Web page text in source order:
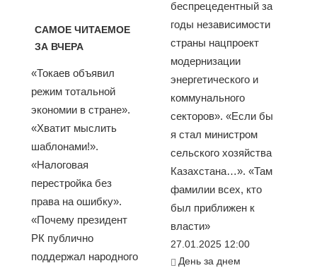
САМОЕ ЧИТАЕМОЕ
ЗА ВЧЕРА
«Токаев объявил
режим тотальной
экономии в стране».
«Хватит мыслить
шаблонами!».
«Налоговая
перестройка без
права на ошибку».
«Почему президент
РК публично
поддержал народного
беспрецедентный за
годы независимости
страны нацпроект
модернизации
энергетического и
коммунального
секторов». «Если бы
я стал министром
сельского хозяйства
Казахстана…». «Там
фамилии всех, кто
был приближен к
власти»
27.01.2025 12:00
День за днем